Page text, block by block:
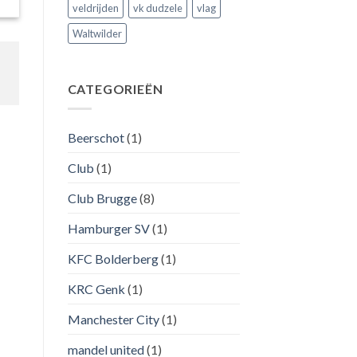
veldrijden
vk dudzele
vlag
Waltwilder
CATEGORIEËN
Beerschot(1)
Club (1)
Club Brugge(8)
Hamburger SV(1)
KFC Bolderberg(1)
KRC Genk (1)
Manchester City(1)
mandel united(1)